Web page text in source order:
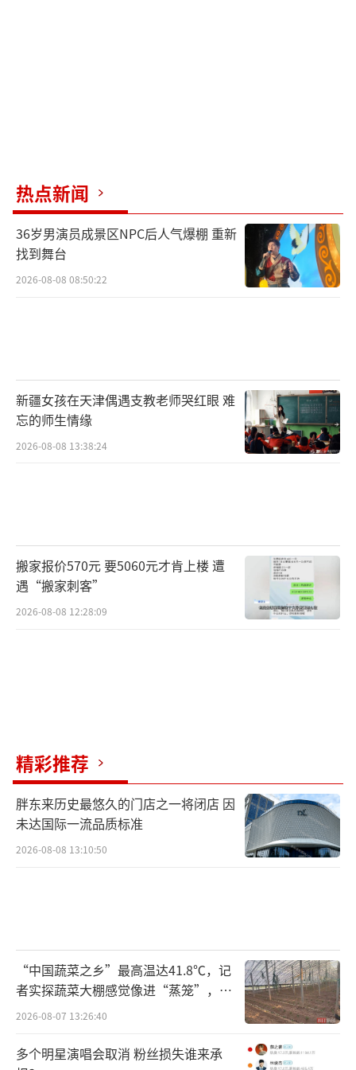
热点新闻
36岁男演员成景区NPC后人气爆棚 重新
找到舞台
2026-08-08 08:50:22
新疆女孩在天津偶遇支教老师哭红眼 难
忘的师生情缘
2026-08-08 13:38:24
搬家报价570元 要5060元才肯上楼 遭
遇“搬家刺客”
2026-08-08 12:28:09
精彩推荐
胖东来历史最悠久的门店之一将闭店 因
未达国际一流品质标准
2026-08-08 13:10:50
“中国蔬菜之乡”最高温达41.8℃，记
者实探蔬菜大棚感觉像进“蒸笼”，有
村民称只能凌晨两点起来干活
2026-08-07 13:26:40
多个明星演唱会取消 粉丝损失谁来承